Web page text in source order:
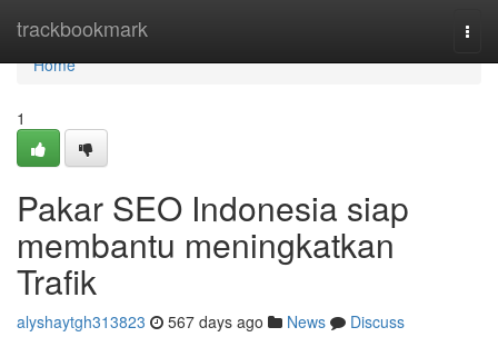
trackbookmark
Home
Home
1
Pakar SEO Indonesia siap
membantu meningkatkan
Trafik
alyshaytgh313823 567 days ago News
Discuss